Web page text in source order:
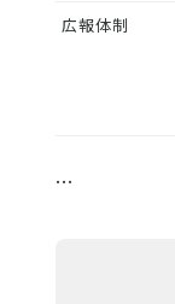
広報体制
...